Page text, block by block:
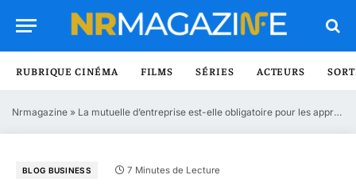
RUBRIQUE CINÉMA FILMS SÉRIES ACTEURS
Nrmagazine » La mutuelle d’entreprise est-elle obligatoire pour les apprentis ?
BLOG BUSINESS 7 Minutes de Lecture